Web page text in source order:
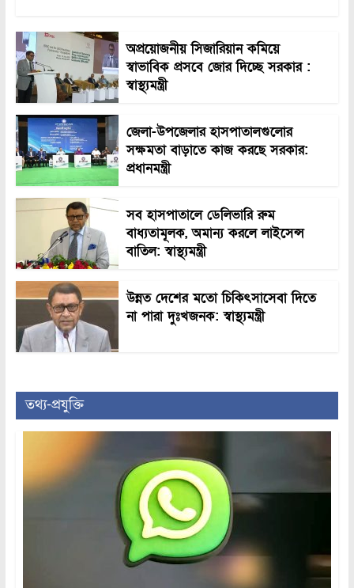
অপ্রয়োজনীয় সিজারিয়ান কমিয়ে
স্বাভাবিক প্রসবে জোর দিচ্ছে সরকার :
স্বাস্থ্যমন্ত্রী
জেলা-উপজেলার হাসপাতালগুলোর
সক্ষমতা বাড়াতে কাজ করছে সরকার:
প্রধানমন্ত্রী
সব হাসপাতালে ডেলিভারি রুম
বাধ্যতামূলক, অমান্য করলে লাইসেন্স
বাতিল: স্বাস্থ্যমন্ত্রী
উন্নত দেশের মতো চিকিৎসাসেবা দিতে
না পারা দুঃখজনক: স্বাস্থ্যমন্ত্রী
তথ্য-প্রযুক্তি